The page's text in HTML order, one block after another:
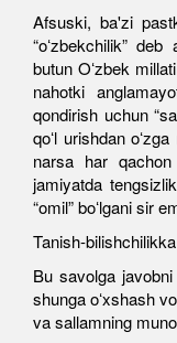
Afsuski, ba'zi
“oʻzbekchilik”
butun Oʻzbek
nahotki
qondirish uchun
qoʻl urishdan
narsa har
jamiyatda
“omil” boʻlgani sir
Tanish-
Bu savolga javobni
shunga oʻxshash
va sallamning